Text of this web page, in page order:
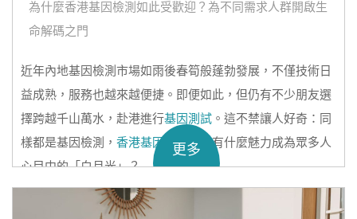
為什麼香港基因檢測如此受歡迎？為不同需求人群開啟生
命解碼之門
近年內地基因檢測市場如雨後春筍般蓬勃發展，不僅技術日
益成熟，服務也越來越便捷。即便如此，但仍有不少朋友選
擇跨越千山萬水，赴港進行基因測試 。這不禁讓人好奇：同
樣都是基因檢測， 香港基因檢測到底有什麼魅力成為眾多人
心目中的「白月光」？
更多